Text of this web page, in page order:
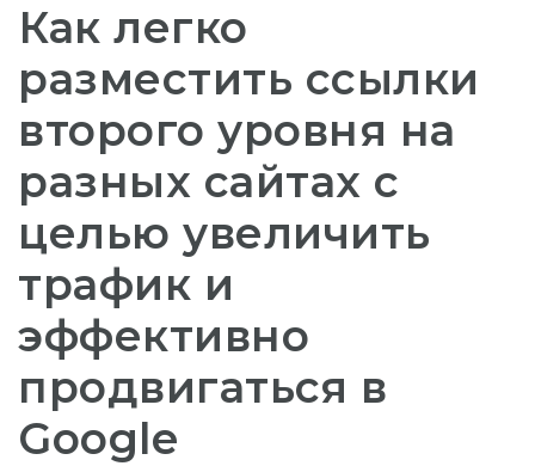
Как легко
разместить ссылки
второго уровня на
разных сайтах с
целью увеличить
трафик и
эффективно
продвигаться в
Google